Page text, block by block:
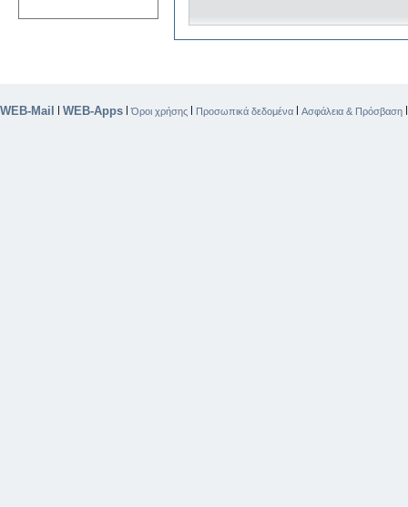
WEB-Mail | WEB-Apps |Όροι χρήσης | Προσωπικά δεδομένα | Ασφάλεια & Πρόσβαση